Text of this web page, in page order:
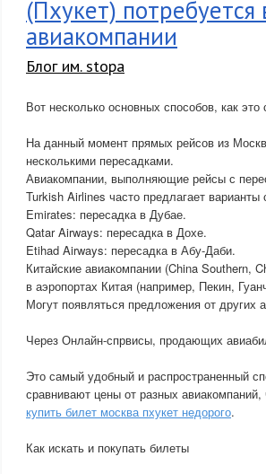
(Пхукет) потребуется
авиакомпании
Блог им. stopa
Вот несколько основных способов, как это
На данный момент прямых рейсов из
несколькими пересадками.
Авиакомпании, выполняющие рейсы с
Turkish Airlines часто предлагает
Emirates: пересадка в Дубае.
Qatar Airways: пересадка в Дохе.
Etihad Airways: пересадка в Абу-Даби.
Китайские авиакомпании (China Southern,
в аэропортах Китая (например, Пекин,
Могут появляться предложения от других
Через Онлайн-спрвисы, продающих
Это самый удобный и распространенный
сравнивают цены от разных авиакомпаний,
купить билет москва пхукет недорого.
Как искать и покупать билеты